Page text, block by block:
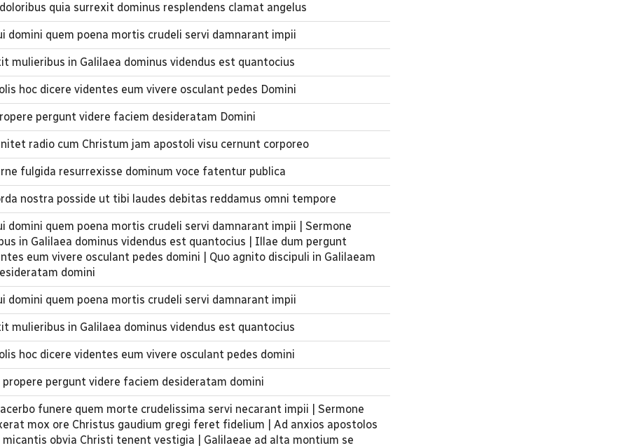
quia surrexit dominus resplendens clamat angelus
domini quem poena mortis crudeli servi damnarant impii
mulieribus in Galilaea dominus videndus est quantocius
hoc dicere videntes eum vivere osculant pedes Domini
pergunt videre faciem desideratam Domini
radio cum Christum jam apostoli visu cernunt corporeo
fulgida resurrexisse dominum voce fatentur publica
nostra posside ut tibi laudes debitas reddamus omni tempore
domini quem poena mortis crudeli servi damnarant impii | Sermone
in Galilaea dominus videndus est quantocius | Illae dum pergunt
eum vivere osculant pedes domini | Quo agnito discipuli in Galilaeam
domini
domini quem poena mortis crudeli servi damnarant impii
mulieribus in Galilaea dominus videndus est quantocius
hoc dicere videntes eum vivere osculant pedes domini
pergunt videre faciem desideratam domini
funere quem morte crudelissima servi necarant impii | Sermone
mox ore Christus gaudium gregi feret fidelium | Ad anxios apostolos
obvia Christi tenent vestigia | Galilaeae ad alta montium se